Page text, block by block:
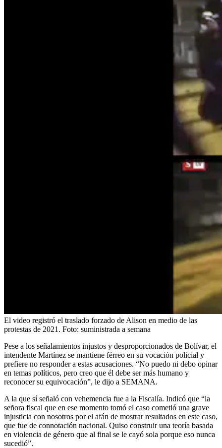
El video registró el traslado forzado de Alison en medio de las
protestas de 2021. Foto: suministrada a semana
Pese a los señalamientos injustos y desproporcionados de Bolívar, el
intendente Martínez se mantiene férreo en su vocación policial y
prefiere no responder a estas acusaciones. “No puedo ni debo opinar
en temas políticos, pero creo que él debe ser más humano y
reconocer su equivocación”, le dijo a SEMANA.
A la que sí señaló con vehemencia fue a la Fiscalía. Indicó que “la
señora fiscal que en ese momento tomó el caso cometió una grave
injusticia con nosotros por el afán de mostrar resultados en este caso,
que fue de connotación nacional. Quiso construir una teoría basada
en violencia de género que al final se le cayó sola porque eso nunca
sucedió”.